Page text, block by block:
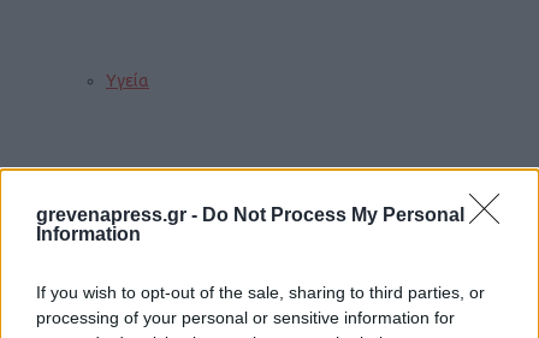
grevenapress.gr - Do Not Process My Personal
Information
If you wish to opt-out of the sale, sharing to third parties, or
processing of your personal or sensitive information for
Υγεία